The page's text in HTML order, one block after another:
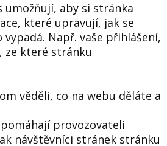
umožňují, aby si stránka
které upravují, jak se
Např. vaše přihlášení,
ze které stránku
věděli, co na webu děláte a
provozovateli
návštěvníci stránek stránku